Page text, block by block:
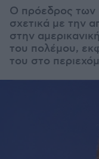
Ο πρόεδρος των
σχετικά με την
στην
του πολέμου,
του στο